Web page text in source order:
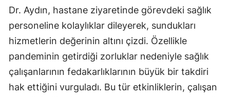
Gaziantep
Giresun
Gümüşhane
Hakkari
Dr. Aydın, hastane ziyaretinde görevdeki sağlık
personeline kolaylıklar dileyerek, sundukları
hizmetlerin değerinin altını çizdi. Özellikle
pandeminin getirdiği zorluklar nedeniyle sağlık
çalışanlarının fedakarlıklarının büyük bir takdiri
hak ettiğini vurguladı. Bu tür etkinliklerin, çalışan